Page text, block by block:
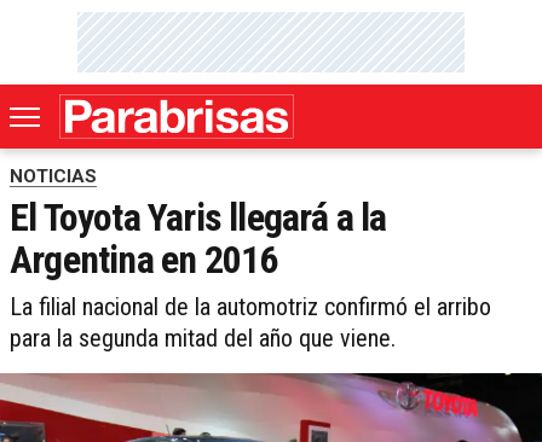
NOTICIAS
El Toyota Yaris llegará a la
Argentina en 2016
La filial nacional de la automotriz confirmó el arribo
para la segunda mitad del año que viene.